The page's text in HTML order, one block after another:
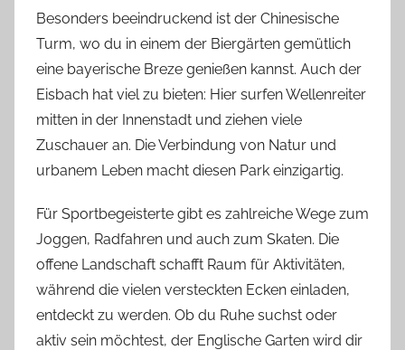
Besonders beeindruckend ist der Chinesische
Turm, wo du in einem der Biergärten gemütlich
eine bayerische Breze genießen kannst. Auch der
Eisbach hat viel zu bieten: Hier surfen Wellenreiter
mitten in der Innenstadt und ziehen viele
Zuschauer an. Die Verbindung von Natur und
urbanem Leben macht diesen Park einzigartig.
Für Sportbegeisterte gibt es zahlreiche Wege zum
Joggen, Radfahren und auch zum Skaten. Die
offene Landschaft schafft Raum für Aktivitäten,
während die vielen versteckten Ecken einladen,
entdeckt zu werden. Ob du Ruhe suchst oder
aktiv sein möchtest, der Englische Garten wird dir